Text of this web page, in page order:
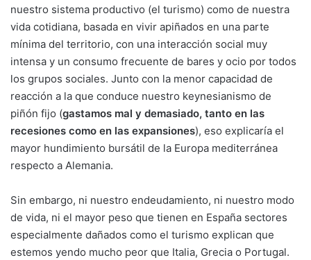
nuestro sistema productivo (el turismo) como de nuestra
vida cotidiana, basada en vivir apiñados en una parte
mínima del territorio, con una interacción social muy
intensa y un consumo frecuente de bares y ocio por todos
los grupos sociales. Junto con la menor capacidad de
reacción a la que conduce nuestro keynesianismo de
piñón fijo (gastamos mal y demasiado, tanto en las
recesiones como en las expansiones), eso explicaría el
mayor hundimiento bursátil de la Europa mediterránea
respecto a Alemania.
Sin embargo, ni nuestro endeudamiento, ni nuestro modo
de vida, ni el mayor peso que tienen en España sectores
especialmente dañados como el turismo explican que
estemos yendo mucho peor que Italia, Grecia o Portugal.